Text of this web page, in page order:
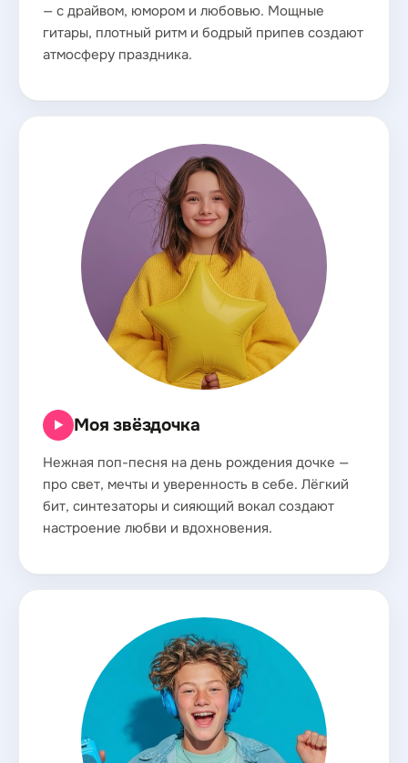
— с драйвом, юмором и любовью. Мощные
гитары, плотный ритм и бодрый припев создают
атмосферу праздника.
▶ Моя звёздочка
Нежная поп-песня на день рождения дочке —
про свет, мечты и уверенность в себе. Лёгкий
бит, синтезаторы и сияющий вокал создают
настроение любви и вдохновения.